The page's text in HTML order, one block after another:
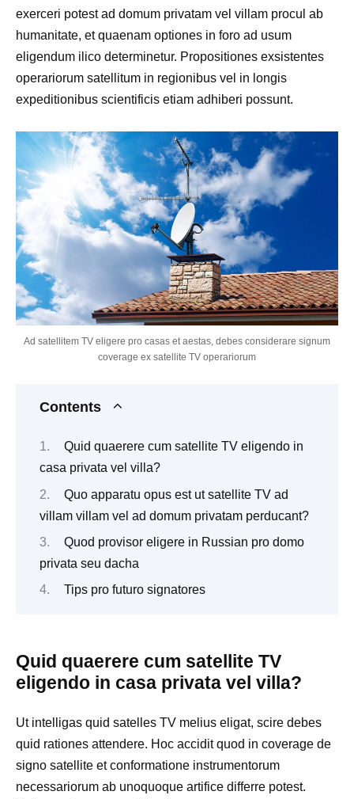
exerceri potest ad domum privatam vel villam procul ab
humanitate, et quaenam optiones in foro ad usum
eligendum ilico determinetur. Propositiones exsistentes
operariorum satellitum in regionibus vel in longis
expeditionibus scientificis etiam adhiberi possunt.
Ad satellitem TV eligere pro casas et aestas, debes considerare signum
coverage ex satellite TV operariorum
Contents
Quid quaerere cum satellite TV eligendo in
casa privata vel villa?
Quo apparatu opus est ut satellite TV ad
villam villam vel ad domum privatam perducant?
Quod provisor eligere in Russian pro domo
privata seu dacha
Tips pro futuro signatores
Quid quaerere cum satellite TV
eligendo in casa privata vel villa?
Ut intelligas quid satelles TV melius eligat, scire debes
quid rationes attendere. Hoc accidit quod in coverage de
signo satellite et conformatione instrumentorum
necessariorum ab unoquoque artifice differre potest.